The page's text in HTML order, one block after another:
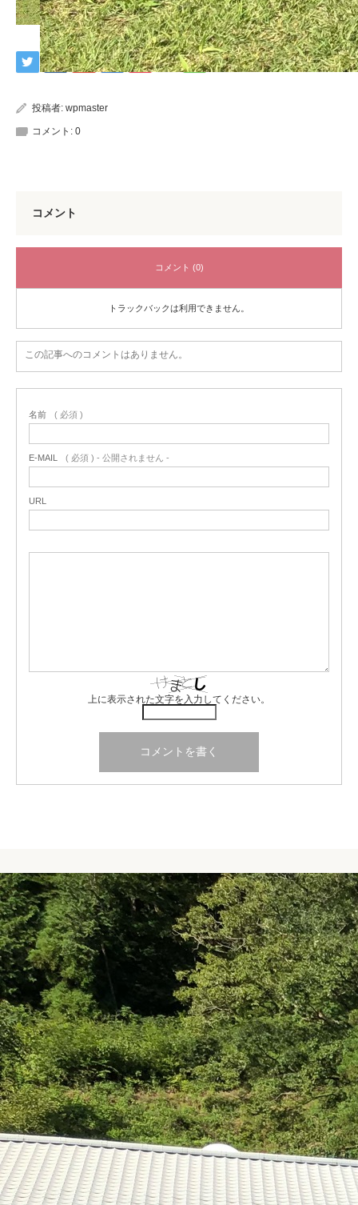
投稿者: wpmaster
コメント: 0
コメント
コメント (0)
トラックバックは利用できません。
この記事へのコメントはありません。
名前 ( 必須 )
E-MAIL ( 必須 ) - 公開されません -
URL
上に表示された文字を入力してください。